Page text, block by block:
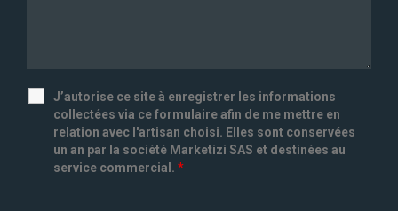
J’autorise ce site à enregistrer les informations
collectées via ce formulaire afin de me mettre en
relation avec l'artisan choisi. Elles sont conservées
un an par la société Marketizi SAS et destinées au
service commercial. *